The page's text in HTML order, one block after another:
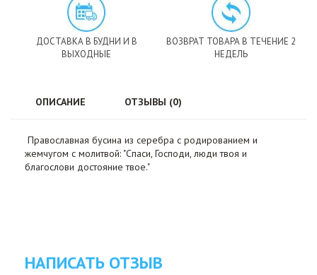
ДОСТАВКА В БУДНИ И В
ВЫХОДНЫЕ
ВОЗВРАТ ТОВАРА В ТЕЧЕНИЕ 2
НЕДЕЛЬ
ОПИСАНИЕ ОТЗЫВЫ (0)
Православная бусина из серебра с родированием и
жемчугом с молитвой: "Спаси, Господи, люди твоя и
благослови достояние твое."
НАПИСАТЬ ОТЗЫВ